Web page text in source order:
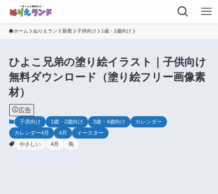
ホーム ぬりえランド新着 子供向け 1歳・2歳向け
ひよこ兄弟の塗り絵イラスト｜子供向け
無料ダウンロード（塗り絵フリー画像素
材）
広告
子供向け 1歳・2歳向け 3歳・4歳向け
カレンダー
カレンダー4月
4月
イースター
やさしい
4月 鳥